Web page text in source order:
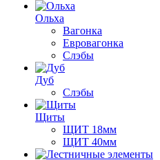
Ольха
Вагонка
Евровагонка
Слэбы
Дуб
Слэбы
Щиты
ЩИТ 18мм
ЩИТ 40мм